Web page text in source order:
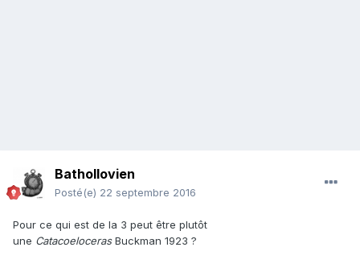
Bathollovien
Posté(e) 22 septembre 2016
Pour ce qui est de la 3 peut être plutôt
une CatacoelocerasBuckman 1923 ?